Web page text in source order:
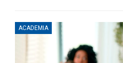
ACADEMIA